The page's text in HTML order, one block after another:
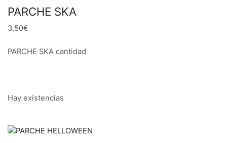
PARCHE SKA
3,50€
PARCHE SKA cantidad
Hay existencias